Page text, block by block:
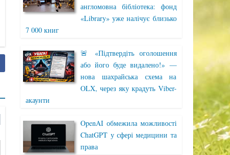
англомовна бібліотека: фонд
«Library» уже налічує близько
7 000 книг
🚨 «Підтвердіть оголошення
або його буде видалено!» —
нова шахрайська схема на
OLX, через яку крадуть Viber-
акаунти
OpenAI обмежила можливості
ChatGPT у сфері медицини та
права